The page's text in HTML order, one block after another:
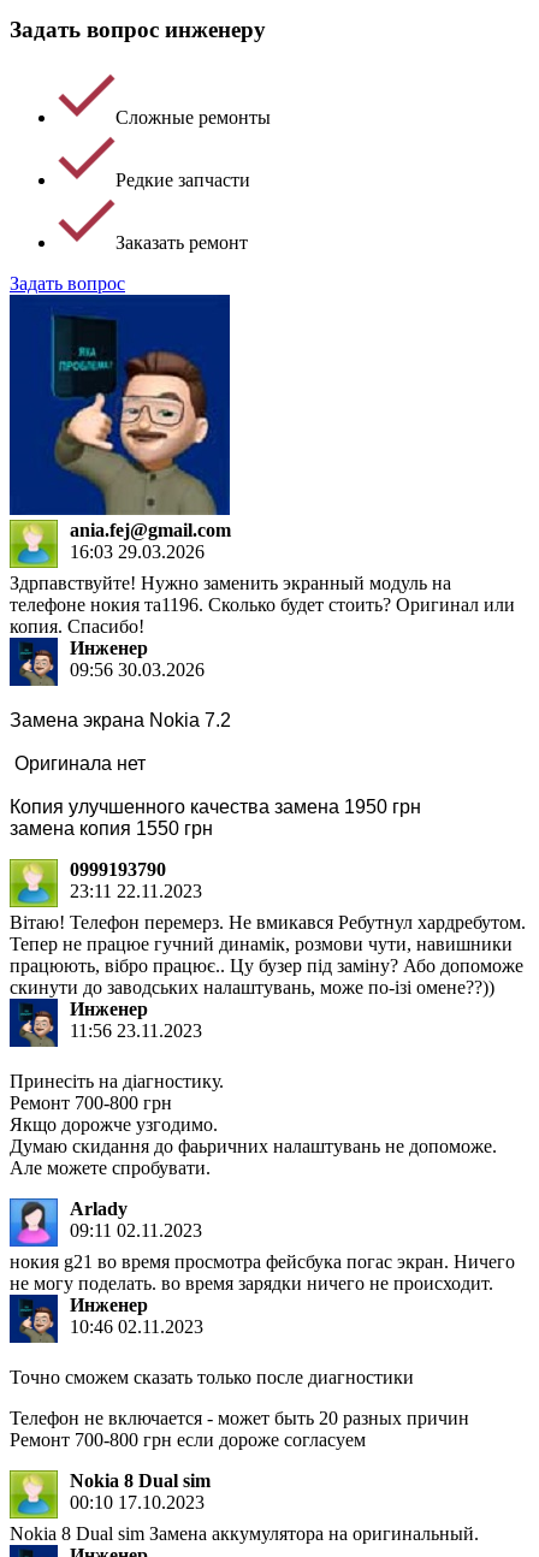
Задать вопрос инженеру
Сложные ремонты
Редкие запчасти
Заказать ремонт
Задать вопрос
ania.fej@gmail.com
16:03 29.03.2026
Здрпавствуйте! Нужно заменить экранный модуль на
телефоне нокия та1196. Сколько будет стоить? Оригинал или
копия. Спасибо!
Инженер
09:56 30.03.2026
Замена экрана Nokia 7.2
Оригинала нет
Копия улучшенного качества замена 1950 грн
замена копия 1550 грн
0999193790
23:11 22.11.2023
Вітаю! Телефон перемерз. Не вмикався Ребутнул хардребутом.
Тепер не працюе гучний динамік, розмови чути, навишники
працюють, вібро працює.. Цу бузер під заміну? Або допоможе
скинути до заводських налаштувань, може по-ізі омене??))
Инженер
11:56 23.11.2023
Принесіть на діагностику.
Ремонт 700-800 грн
Якщо дорожче узгодимо.
Думаю скидання до фаьричних налаштувань не допоможе.
Але можете спробувати.
Arlady
09:11 02.11.2023
нокия g21 во время просмотра фейсбука погас экран. Ничего
не могу поделать. во время зарядки ничего не происходит.
Инженер
10:46 02.11.2023
Точно сможем сказать только после диагностики
Телефон не включается - может быть 20 разных причин
Ремонт 700-800 грн если дороже согласуем
Nokia 8 Dual sim
00:10 17.10.2023
Nokia 8 Dual sim Замена аккумулятора на оригинальный.